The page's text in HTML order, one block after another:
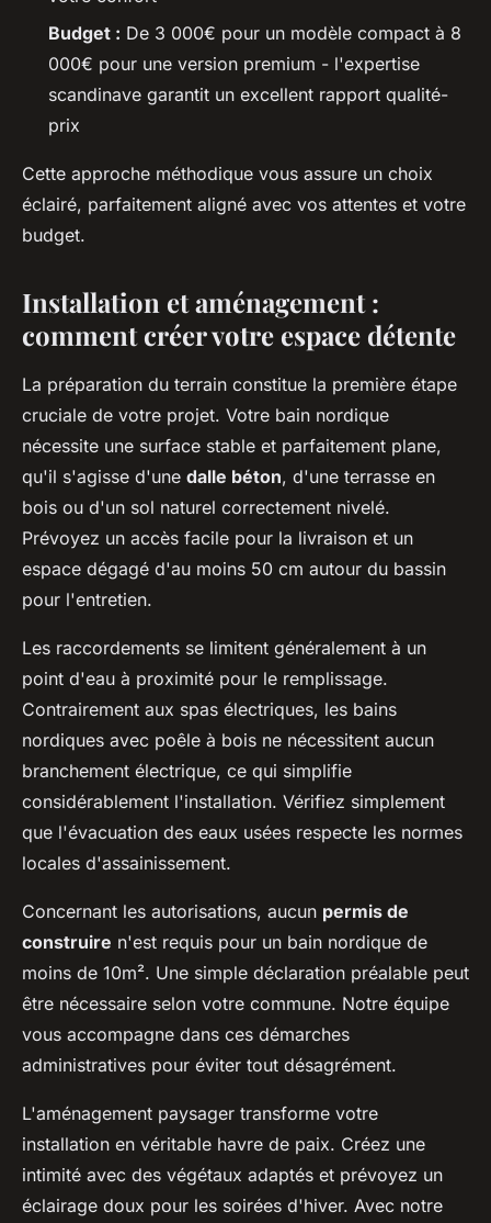
Budget : De 3 000€ pour un modèle compact à 8
000€ pour une version premium - l'expertise
scandinave garantit un excellent rapport qualité-
prix
Cette approche méthodique vous assure un choix
éclairé, parfaitement aligné avec vos attentes et votre
budget.
Installation et aménagement :
comment créer votre espace détente
La préparation du terrain constitue la première étape
cruciale de votre projet. Votre bain nordique
nécessite une surface stable et parfaitement plane,
qu'il s'agisse d'une dalle béton, d'une terrasse en
bois ou d'un sol naturel correctement nivelé.
Prévoyez un accès facile pour la livraison et un
espace dégagé d'au moins 50 cm autour du bassin
pour l'entretien.
Les raccordements se limitent généralement à un
point d'eau à proximité pour le remplissage.
Contrairement aux spas électriques, les bains
nordiques avec poêle à bois ne nécessitent aucun
branchement électrique, ce qui simplifie
considérablement l'installation. Vérifiez simplement
que l'évacuation des eaux usées respecte les normes
locales d'assainissement.
Concernant les autorisations, aucun permis de
construire n'est requis pour un bain nordique de
moins de 10m². Une simple déclaration préalable peut
être nécessaire selon votre commune. Notre équipe
vous accompagne dans ces démarches
administratives pour éviter tout désagrément.
L'aménagement paysager transforme votre
installation en véritable havre de paix. Créez une
intimité avec des végétaux adaptés et prévoyez un
éclairage doux pour les soirées d'hiver. Avec notre